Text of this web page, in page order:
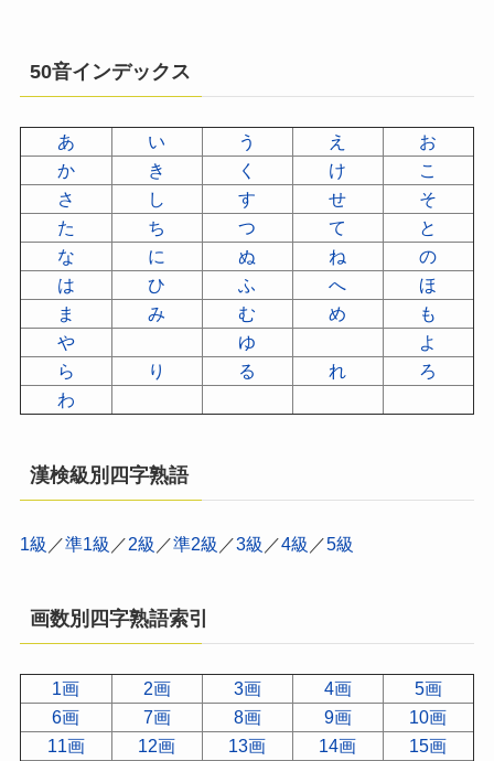
50音インデックス
あ い う え
お
か
き く け
こ
さ
し す せ
そ
た
ち つ て
と
な
に ぬ ね
の
は
ひ ふ へ
ほ
ま
み む め
も
や
ゆ
よ
ら
り る れ
ろ
わ
漢検級別四字熟語
1級 ／準1級 ／2級 ／準2級 ／3級 ／4級 ／5級
画数別四字熟語索引
1画 2画 3画 4画
5画
6画
7画 8画 9画
10画
11画
12画 13画 14画
15画